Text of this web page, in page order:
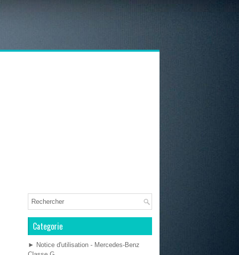
Categorie
► Notice d'utilisation - Mercedes-Benz